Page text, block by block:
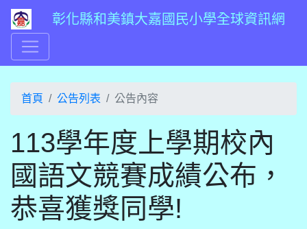
彰化縣和美鎮大嘉國民小學全球資訊網
首頁 公告列表 公告內容
113學年度上學期校內
國語文競賽成績公布，
恭喜獲獎同學!